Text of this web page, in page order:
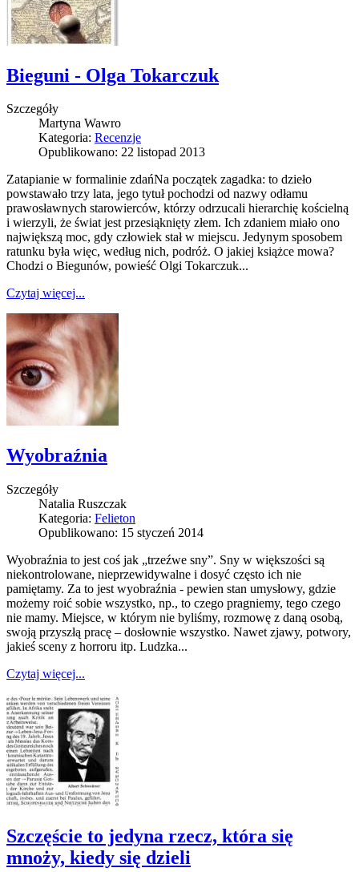
Bieguni - Olga Tokarczuk
Szczegóły
Martyna Wawro
Kategoria: Recenzje
Opublikowano: 22 listopad 2013
Zatapianie w formalinie zdańNa początek zagadka: to dzieło
powstawało trzy lata, jego tytuł pochodzi od nazwy odłamu
prawosławnych starowierców, którzy odrzucali hierarchię kościelną
i wierzyli, że świat jest przesiąknięty złem. Ich zdaniem miało ono
największą moc, gdy człowiek stał w miejscu. Jedynym sposobem
ratunku była więc, według nich, podróż. O jakiej książce mowa?
Chodzi o Biegunów, powieść Olgi Tokarczuk...
Czytaj więcej...
Wyobraźnia
Szczegóły
Natalia Ruszczak
Kategoria: Felieton
Opublikowano: 15 styczeń 2014
Wyobraźnia to jest coś jak „trzeźwe sny”. Sny w większości są
niekontrolowane, nieprzewidywalne i dosyć często ich nie
pamiętamy. Za to jest wyobraźnia - pewien stan umysłowy, gdzie
możemy roić sobie wszystko, np., to czego pragniemy, tego czego
nie mamy. Miejsce, w którym nie byliśmy, rozmowę z daną osobą,
swoją przyszłą pracę – dosłownie wszystko. Nawet zjawy, potwory,
jakieś sceny z horroru itp. Ludzka...
Czytaj więcej...
Szczęście to jedyna rzecz, która się
mnoży, kiedy się dzieli